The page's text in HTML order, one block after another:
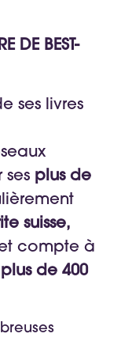
DE BEST-
ses livres
ses plus de
suisse,
compte à
plus de 400